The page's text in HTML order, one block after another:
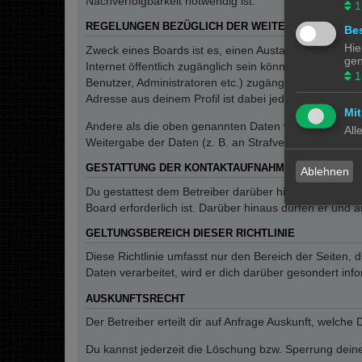
REGELUNGEN BEZÜGLICH DER WEITERGABE
Zweck eines Boards ist es, einen Austausch mit
Internet öffentlich zugänglich sein können. Der
Benutzer, Administratoren etc.) zugänglich sind.
Adresse aus deinem Profil ist dabei jedoch nur für
Andere als die oben genannten Daten wird der
Weitergabe der Daten (z. B. an
GESTATTUNG DER KONTAKTAUFNAHME
Du gestattest dem Betreiber darüber hinaus, dich
Board erforderlich ist. Darüber hinaus dürfen er und
GELTUNGSBEREICH DIESER RICHTLINIE
Diese Richtlinie umfasst nur den Bereich der Seiten,
Daten verarbeitet, wird er dich darüber gesondert
AUSKUNFTSRECHT
Der Betreiber erteilt dir auf Anfrage Auskunft, welche
Du kannst jederzeit die Löschung bzw. Sperrung
1
1
Ablehnen